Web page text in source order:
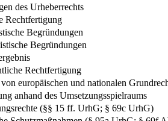
des Urheberrechts
Rechtfertigung
Begründungen
Begründungen
Rechtfertigung
europäischen und nationalen
anhand des Umsetzungsspielraums
(§§ 15 ff. UrhG; § 69c UrhG)